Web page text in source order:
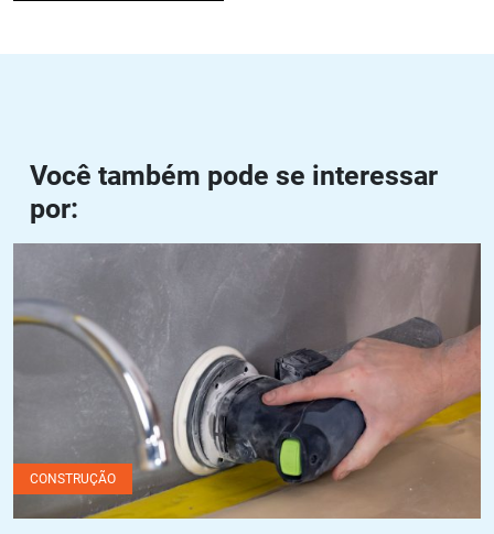
Você também pode se interessar
por:
Disco para lixar concreto: como escolher e utilizar
CONSTRUÇÃO